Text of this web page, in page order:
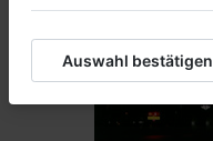
Auswahl bestätigen